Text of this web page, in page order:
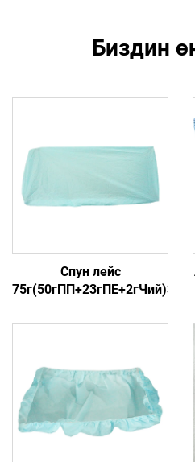
Биздин
Спун лейс
75г(50гПП+23гПЕ+2гЧий)3